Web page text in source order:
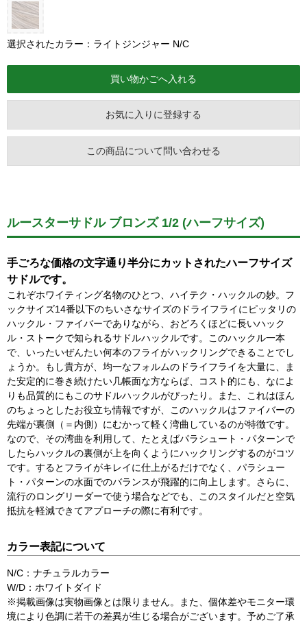
選択されたカラー：ライトジンジャー N/C
お気に入りに登録する
この商品について問い合わせる
ルースターサドル ブロンズ 1/2 (ハーフサイズ)
手ごろな価格の文字通り半分にカットされたハーフサイズ
サドルです。
これぞホワイティング名物のひとつ、ハイテク・ハックルの妙。フ
ックサイズ14番以下のちいさなサイズのドライフライにピッタリの
ハックル・ファイバーでありながら、おどろくほどに長いハック
ル・ストークで知られるサドルハックルです。このハックル一本
で、いったいぜんたい何本のフライがハックリングできることでし
ょうか。もし貴方が、均一なフォルムのドライフライを大量に、ま
た安定的に巻き続けたい几帳面な方ならば、コスト的にも、なによ
りも品質的にもこのサドルハックルがぴったり。また、これはほん
のちょっとしたお役立ち情報ですが、このハックルはファイバーの
先端が裏側（＝内側）にむかって軽く湾曲しているのが特徴です。
なので、その湾曲を利用して、たとえばパラシュート・パターンで
したらハックルの裏側が上を向くようにハックリングするのがコツ
です。するとフライがキレイに仕上がるだけでなく、パラシュー
ト・パターンの水面でのバランスが飛躍的に向上します。さらに、
流行のロングリーダーで使う場合などでも、このスタイルだと空気
抵抗を軽減できてアプローチの際に有利です。
カラー表記について
N/C：ナチュラルカラー
W/D：ホワイトダイド
※掲載画像は実物画像とは限りません。また、個体差やモニター環
境により色調に若干の差異が生じる場合がございます。予めご了承